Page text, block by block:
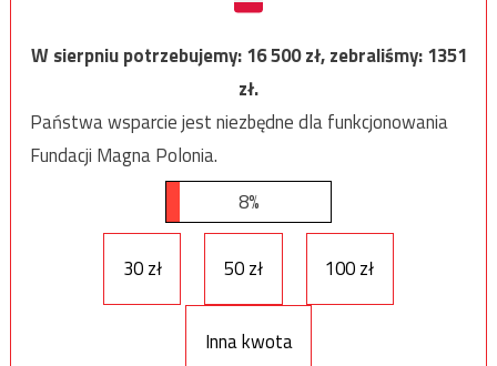
W sierpniu potrzebujemy:16 500zł, zebraliśmy:1351
zł.
Państwa wsparcie jest niezbędne dla funkcjonowania
Fundacji Magna Polonia.
8%
30 zł 50 zł 100 zł
Inna kwota